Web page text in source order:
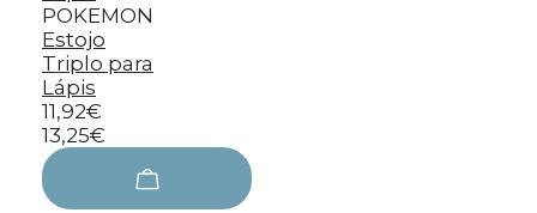
POKEMON
Estojo
Triplo para
Lápis
11,92€
13,25€